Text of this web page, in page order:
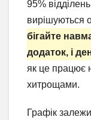
95%
вирішуються
бігайте
додаток, і
як це працює
хитрощами.
Графік